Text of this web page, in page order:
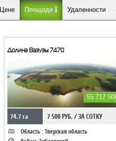
Цене Площади Удаленности
Долина Вазузы 74.70
55 717
74.7 га 7 500 РУБ. / ЗА СОТКУ
Область :Тверская область